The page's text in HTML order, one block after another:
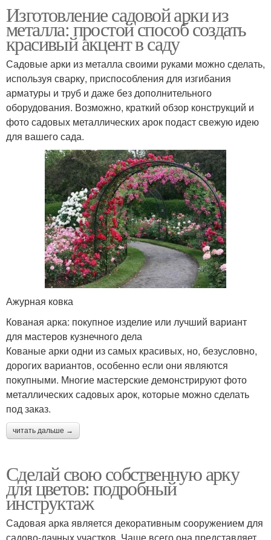
Изготовление садовой арки из
металла: простой способ создать
красивый акцент в саду
Садовые арки из металла своими руками можно сделать,
используя сварку, приспособления для изгибания
арматуры и труб и даже без дополнительного
оборудования. Возможно, краткий обзор конструкций и
фото садовых металлических арок подаст свежую идею
для вашего сада.
Ажурная ковка
Кованая арка: покупное изделие или лучший вариант
для мастеров кузнечного дела
Кованые арки одни из самых красивых, но, безусловно,
дорогих вариантов, особенно если они являются
покупными. Многие мастерские демонстрируют фото
металлических садовых арок, которые можно сделать
под заказ.
читать дальше →
Сделай свою собственную арку
для цветов: подробный
инструктаж
Садовая арка является декоративным сооружением для
садово-дачных участков. Чаще всего она представляет